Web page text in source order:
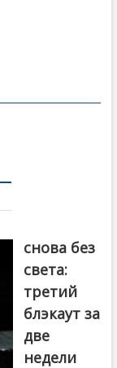
снова без
света:
третий
блэкаут за
две
недели